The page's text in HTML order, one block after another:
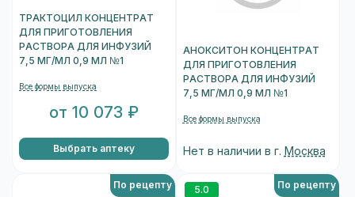
ТРАКТОЦИЛ КОНЦЕНТРАТ
ДЛЯ ПРИГОТОВЛЕНИЯ
РАСТВОРА ДЛЯ ИНФУЗИЙ
7,5 МГ/МЛ 0,9 МЛ №1
Все формы выпуска
от 10 073 ₽
Выбрать аптеку
АНОКСИТОН КОНЦЕНТРАТ
ДЛЯ ПРИГОТОВЛЕНИЯ
РАСТВОРА ДЛЯ ИНФУЗИЙ
7,5 МГ/МЛ 0,9 МЛ №1
Все формы выпуска
Нет в наличии в г. Москва
По рецепту 5.0 По рецепту